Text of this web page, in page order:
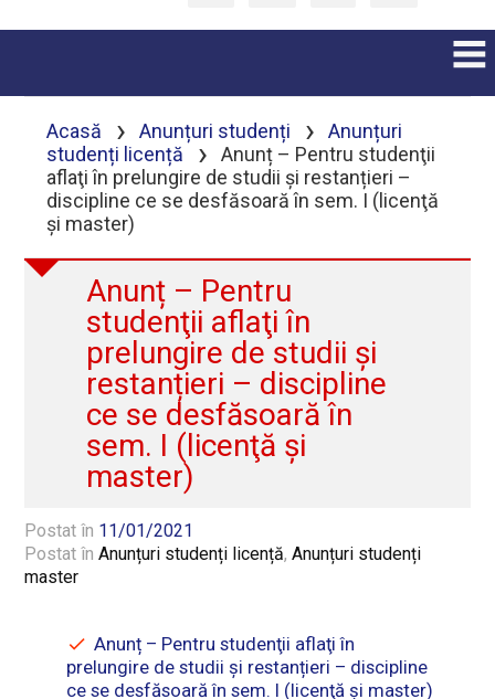
Acasă › Anunțuri studenți ›
Anunțuri
studenți licență
›
Anunț – Pentru studenţii
aflaţi în prelungire de studii și restanțieri –
discipline ce se desfăsoară în sem. I (licenţă
şi master)
Anunț – Pentru
studenţii aflaţi în
prelungire de studii și
restanțieri – discipline
ce se desfăsoară în
sem. I (licenţă şi
master)
Postat în 11/01/2021
Postat înAnunțuri studenți licență,Anunțuri studenți
master
Anunț – Pentru studenţii aflaţi în
prelungire de studii și restanțieri – discipline
ce se desfăsoară în sem. I (licenţă şi master)